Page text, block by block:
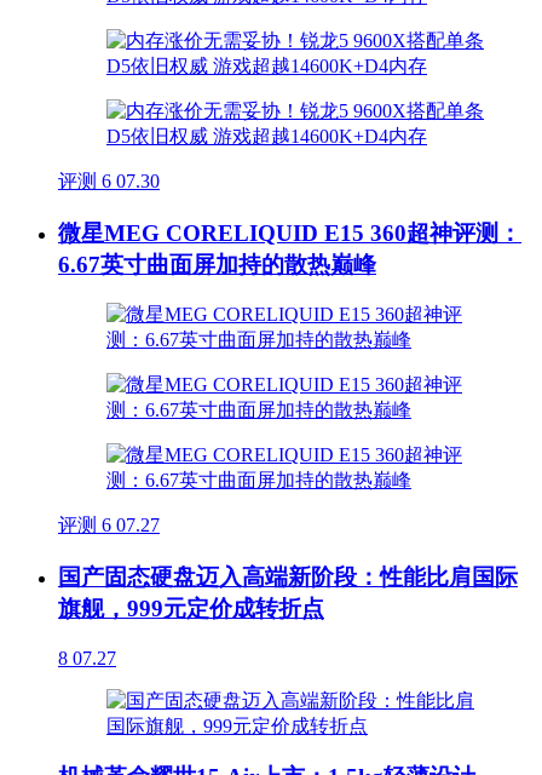
评测 6 07.30
微星MEG CORELIQUID E15 360超神评测：
6.67英寸曲面屏加持的散热巅峰
评测 6 07.27
国产固态硬盘迈入高端新阶段：性能比肩国际
旗舰，999元定价成转折点
8 07.27